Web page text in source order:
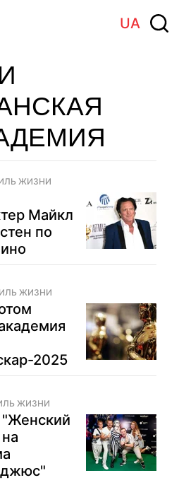
UA
ЖИЗНИ
Майкл
по
ЖИЗНИ
2025
ЖИЗНИ
"Женский